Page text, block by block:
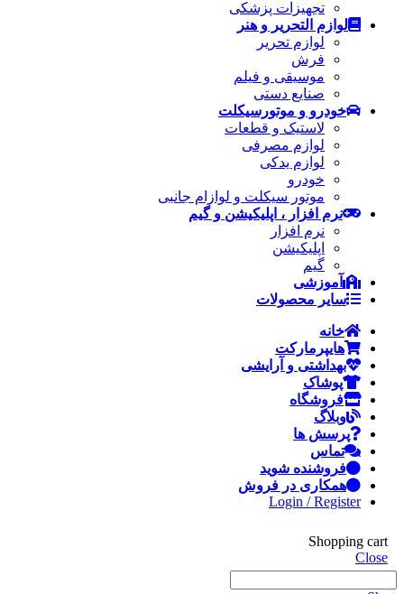
تجهیزات پزشکی
لوازم التحریر و هنر
لوازم تحریر
فرش
موسیقی و فیلم
صنایع دستی
خودرو و موتورسیکلت
لاستیک و قطعات
لوازم مصرفی
لوازم یدکی
خودرو
موتور سیکلت و لوازام جانبی
نرم افزار ، اپلیکیشن و گیم
نرم افزار
اپلیکیشن
گیم
آموزشی
سایر محصولات
خانه
هایپرمارکت
بهداشتی و آرایشی
پوشاک
فروشگاه
وبلاگ
پرسش ها
تماس
فروشنده شوید
همکاری در فروش
Login / Register
Shopping cart
Close